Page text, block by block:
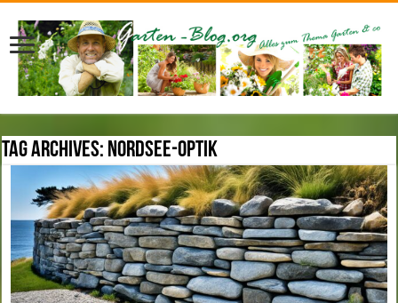
Tag Archives: Nordsee-Optik